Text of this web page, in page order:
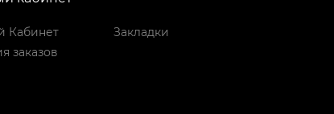
Кабинет
заказов
Закладки